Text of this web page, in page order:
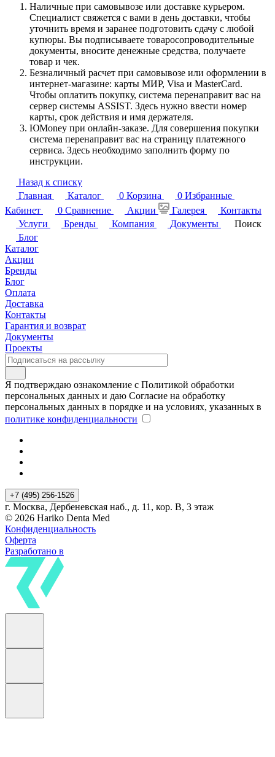
Наличные при самовывозе или доставке курьером.
Специалист свяжется с вами в день доставки, чтобы
уточнить время и заранее подготовить сдачу с любой
купюры. Вы подписываете товаросопроводительные
документы, вносите денежные средства, получаете
товар и чек.
Безналичный расчет при самовывозе или оформлении в
интернет-магазине: карты МИР, Visa и MasterCard.
Чтобы оплатить покупку, система перенаправит вас на
сервер системы ASSIST. Здесь нужно ввести номер
карты, срок действия и имя держателя.
ЮMoney при онлайн-заказе. Для совершения покупки
система перенаправит вас на страницу платежного
сервиса. Здесь необходимо заполнить форму по
инструкции.
Назад к списку
Главная
Каталог 0 Корзина 0 Избранные
Кабинет
0 Сравнение Акции Галерея
Контакты
Услуги
Бренды Компания Документы
Поиск
Блог
Каталог
Акции
Бренды
Блог
Оплата
Доставка
Контакты
Гарантия и возврат
Документы
Проекты
Я подтверждаю ознакомление с Политикой обработки
персональных данных и даю Согласие на обработку
персональных данных в порядке и на условиях, указанных в
политике конфиденциальности
+7 (495) 256-1526
г. Москва, Дербеневская наб., д. 11, кор. В, 3 этаж
© 2026 Hariko Denta Med
Конфиденциальность
Оферта
Разработано в